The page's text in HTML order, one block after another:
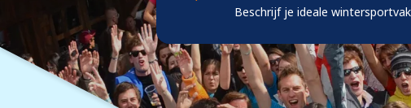
Beschrijf je ideale